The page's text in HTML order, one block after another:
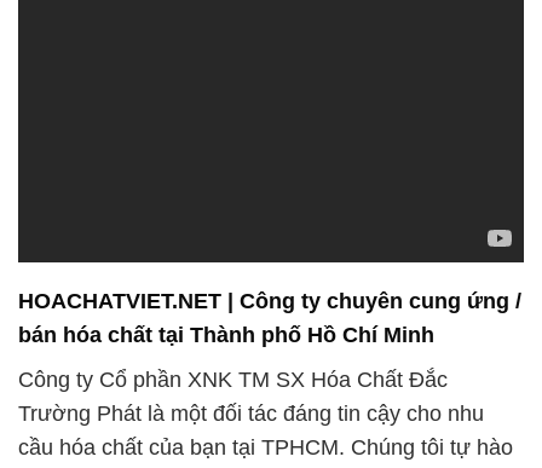
HOACHATVIET.NET | Công ty chuyên cung ứng /
bán hóa chất tại Thành phố Hồ Chí Minh
Công ty Cổ phần XNK TM SX Hóa Chất Đắc
Trường Phát là một đối tác đáng tin cậy cho nhu
cầu hóa chất của bạn tại TPHCM. Chúng tôi tự hào